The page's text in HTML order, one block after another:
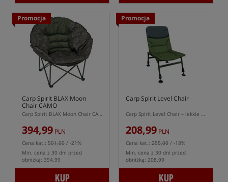
Promocja
Carp Spirit BLAX Moon
Chair CAMO
Carp Spirit BLAX Moon Chair CAMO – duży fotel karpiowy z siedziskiem kubełkowym
394,99 PLN
Cena kat.: 501,00 / -21%
Min. cena z 30 dni przed
obniżką: 394.99
KUP
Promocja
Carp Spirit Level Chair
Carp Spirit Level Chair – lekkie krzesło karpiowe
208,99 PLN
Cena kat.: 255,00 / -18%
Min. cena z 30 dni przed
obniżką: 208.99
KUP